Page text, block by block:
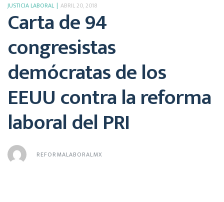
JUSTICIA LABORAL ABRIL 20, 2018
Carta de 94
congresistas
demócratas de los
EEUU contra la reforma
laboral del PRI
REFORMALABORALMX